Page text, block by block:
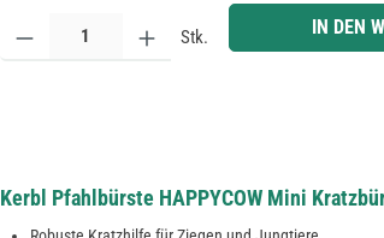
Produkt Anzahl: Gib den gewünschten Wert ein oder
Stk. IN DEN
Kerbl Pfahlbürste HAPPYCOW Mini